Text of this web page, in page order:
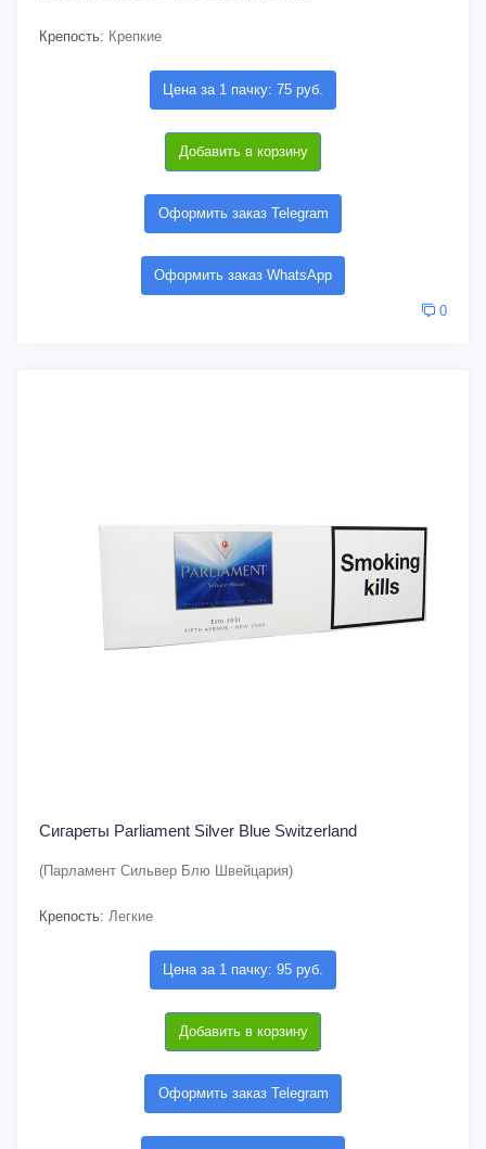
Крепость: Крепкие
Цена за 1 пачку: 75 руб.
Добавить в корзину
Оформить заказ Telegram
Оформить заказ WhatsApp
0
Сигареты Parliament Silver Blue Switzerland
(Парламент Сильвер Блю Швейцария)
Крепость: Легкие
Цена за 1 пачку: 95 руб.
Добавить в корзину
Оформить заказ Telegram